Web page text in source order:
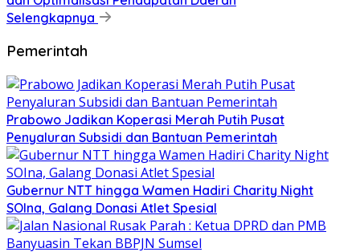
Selengkapnya
Pemerintah
Prabowo Jadikan Koperasi Merah Putih Pusat
Penyaluran Subsidi dan Bantuan Pemerintah
Gubernur NTT hingga Wamen Hadiri Charity Night
SOIna, Galang Donasi Atlet Spesial